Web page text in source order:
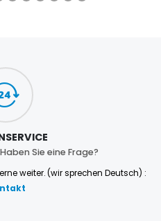
Sie eine Frage?
weiter. (wir sprechen Deutsch) :